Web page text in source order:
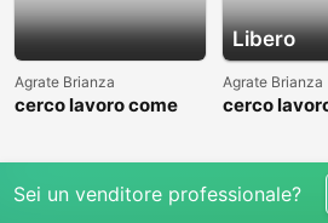
Agrate Brianza
cerco lavoro come
Libero
Agrate Brianza
cerco
Sei un venditore professionale?